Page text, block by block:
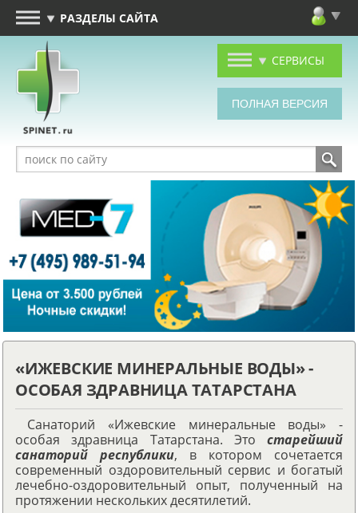
РАЗДЕЛЫ САЙТА
СЕРВИСЫ
«ИЖЕВСКИЕ МИНЕРАЛЬНЫЕ ВОДЫ» -
ОСОБАЯ ЗДРАВНИЦА ТАТАРСТАНА
Санаторий «Ижевские минеральные воды» -
особая здравница Татарстана. Это старейший
санаторий республики, в котором сочетается
современный оздоровительный сервис и богатый
лечебно-оздоровительный опыт, полученный на
протяжении нескольких десятилетий.